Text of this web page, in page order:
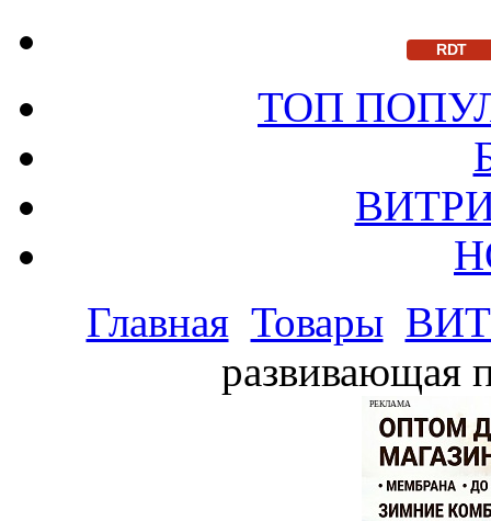
RDT
ТОП
Главная Товары
развивающая
РЕКЛАМА